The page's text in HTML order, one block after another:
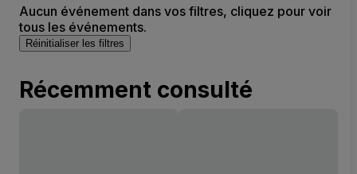
Aucun événement dans vos filtres, cliquez pour voir
tous les événements.
Réinitialiser les filtres
Récemment consulté